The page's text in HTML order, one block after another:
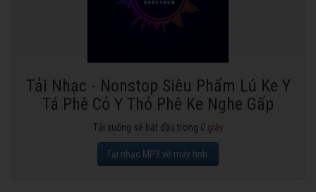
Tải Nhạc - Nonstop Siêu Phẩm Lú Ke Y
Tá Phê Cỏ Y Thỏ Phê Ke Nghe Gấp
Tải xuống sẽ bắt đầu trong 0 giây
Tải nhạc MP3 về máy tính.